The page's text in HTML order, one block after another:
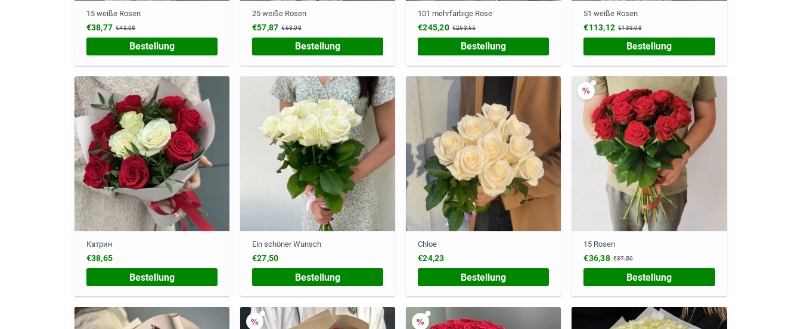
15 weiße Rosen
€38,77 €43,08
Bestellung
25 weiße Rosen
€57,87 €68,08
Bestellung
101 mehrfarbige Rose
€245,20 €263,65
Bestellung
51 weiße Rosen
€113,12 €133,08
Bestellung
Катрин
€38,65
Bestellung
Ein schöner Wunsch
€27,50
Bestellung
Chloe
€24,23
Bestellung
15 Rosen
€36,38 €37,50
Bestellung